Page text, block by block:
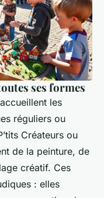
ses formes
les
réguliers ou
Créateurs ou
de la peinture, de
créatif. Ces
: elles